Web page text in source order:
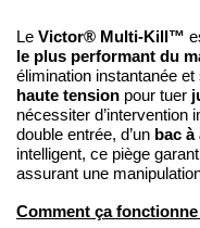
Le Victor® Multi-Kill™
le plus performant du
élimination instantanée
haute tension pour tuer
nécessiter d’intervention
double entrée, d’un bac à
intelligent, ce piège
assurant une
Comment ça